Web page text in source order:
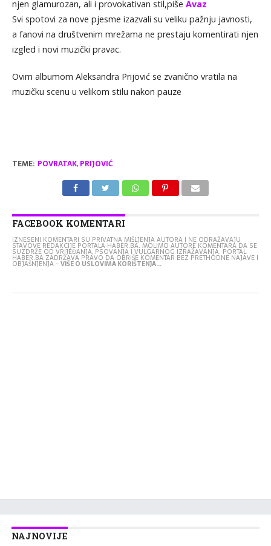
njen glamurozan, ali i provokativan stil,piše Avaz
Svi spotovi za nove pjesme izazvali su veliku pažnju javnosti,
a fanovi na društvenim mrežama ne prestaju komentirati njen
izgled i novi muzički pravac.
Ovim albumom Aleksandra Prijović se zvanično vratila na
muzičku scenu u velikom stilu nakon pauze
TEME: POVRATAK, PRIJOVIĆ
FACEBOOK KOMENTARI
IZNESENI KOMENTARI SU PRIVATNA MIŠLJENJA AUTORA I NE ODRAŽAVAJU
STAVOVE REDAKCIJE PORTALA HABER.BA. MOLIMO AUTORE KOMENTARA DA SE
SUZDRŽE OD VRIJEĐANJA, PSOVANJA I VULGARNOG IZRAŽAVANJA. PORTAL
HABER.BA ZADRŽAVA PRAVO DA OBRIŠE KOMENTAR BEZ PRETHODNE NAJAVE I
OBJAŠNJENJA -VIŠE O USLOVIMA KORIŠTENJA...
NAJNOVIJE